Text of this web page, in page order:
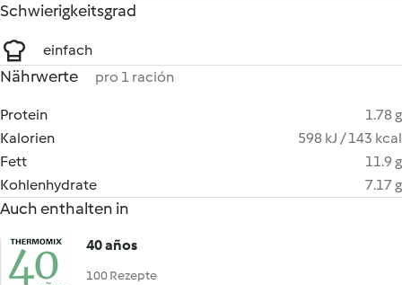
Schwierigkeitsgrad
einfach
Nährwerte pro 1 ración
Protein
1.78 g
Kalorien
598 kJ / 143 kcal
Fett
11.9 g
Kohlenhydrate
7.17 g
Auch enthalten in
40 años
100 Rezepte